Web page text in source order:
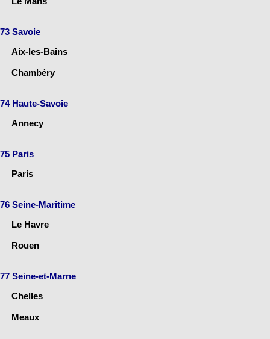
73 Savoie
Aix-les-Bains
Chambéry
74 Haute-Savoie
Annecy
75 Paris
Paris
76 Seine-Maritime
Le Havre
Rouen
77 Seine-et-Marne
Chelles
Meaux